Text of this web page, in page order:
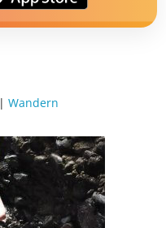
|Wandern